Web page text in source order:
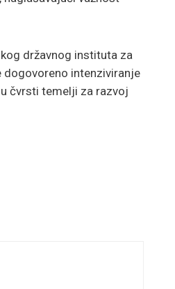
državnog instituta za
dogovoreno intenziviranje
čvrsti temelji za razvoj